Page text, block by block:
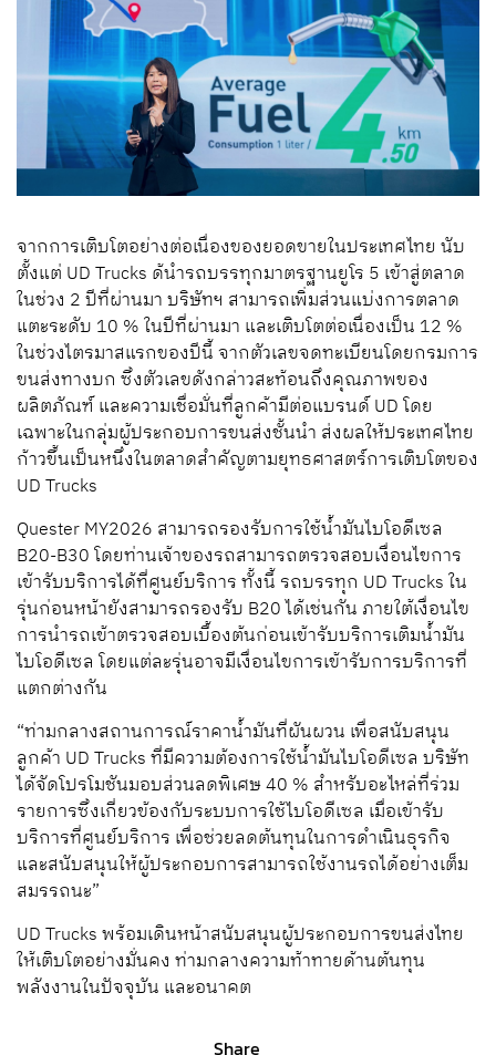
จากการเติบโตอย่างต่อเนื่องของยอดขายในประเทศไทย นับ
ตั้งแต่ UD Trucks ด้นำรถบรรทุกมาตรฐานยูโร 5 เข้าสู่ตลาด
ในช่วง 2 ปีที่ผ่านมา บริษัทฯ สามารถเพิ่มส่วนแบ่งการตลาด
แตะระดับ 10 % ในปีที่ผ่านมา และเติบโตต่อเนื่องเป็น 12 %
ในช่วงไตรมาสแรกของปีนี้ จากตัวเลขจดทะเบียนโดยกรมการ
ขนส่งทางบก ซึ่งตัวเลขดังกล่าวสะท้อนถึงคุณภาพของ
ผลิตภัณฑ์ และความเชื่อมั่นที่ลูกค้ามีต่อแบรนด์ UD โดย
เฉพาะในกลุ่มผู้ประกอบการขนส่งชั้นนำ ส่งผลให้ประเทศไทย
ก้าวขึ้นเป็นหนึ่งในตลาดสำคัญตามยุทธศาสตร์การเติบโตของ
UD Trucks
Quester MY2026 สามารถรองรับการใช้น้ำมันไบโอดีเซล
B20-B30 โดยท่านเจ้าของรถสามารถตรวจสอบเงื่อนไขการ
เข้ารับบริการได้ที่ศูนย์บริการ ทั้งนี้ รถบรรทุก UD Trucks ใน
รุ่นก่อนหน้ายังสามารถรองรับ B20 ได้เช่นกัน ภายใต้เงื่อนไข
การนำรถเข้าตรวจสอบเบื้องต้นก่อนเข้ารับบริการเติมน้ำมัน
ไบโอดีเซล โดยแต่ละรุ่นอาจมีเงื่อนไขการเข้ารับการบริการที่
แตกต่างกัน
“ท่ามกลางสถานการณ์ราคาน้ำมันที่ผันผวน เพื่อสนับสนุน
ลูกค้า UD Trucks ที่มีความต้องการใช้น้ำมันไบโอดีเซล บริษัท
ได้จัดโปรโมชันมอบส่วนลดพิเศษ 40 % สำหรับอะไหล่ที่ร่วม
รายการซึ่งเกี่ยวข้องกับระบบการใช้ไบโอดีเซล เมื่อเข้ารับ
บริการที่ศูนย์บริการ เพื่อช่วยลดต้นทุนในการดำเนินธุรกิจ
และสนับสนุนให้ผู้ประกอบการสามารถใช้งานรถได้อย่างเต็ม
สมรรถนะ”
UD Trucks พร้อมเดินหน้าสนับสนุนผู้ประกอบการขนส่งไทย
ให้เติบโตอย่างมั่นคง ท่ามกลางความท้าทายด้านต้นทุน
พลังงานในปัจจุบัน และอนาคต
Share